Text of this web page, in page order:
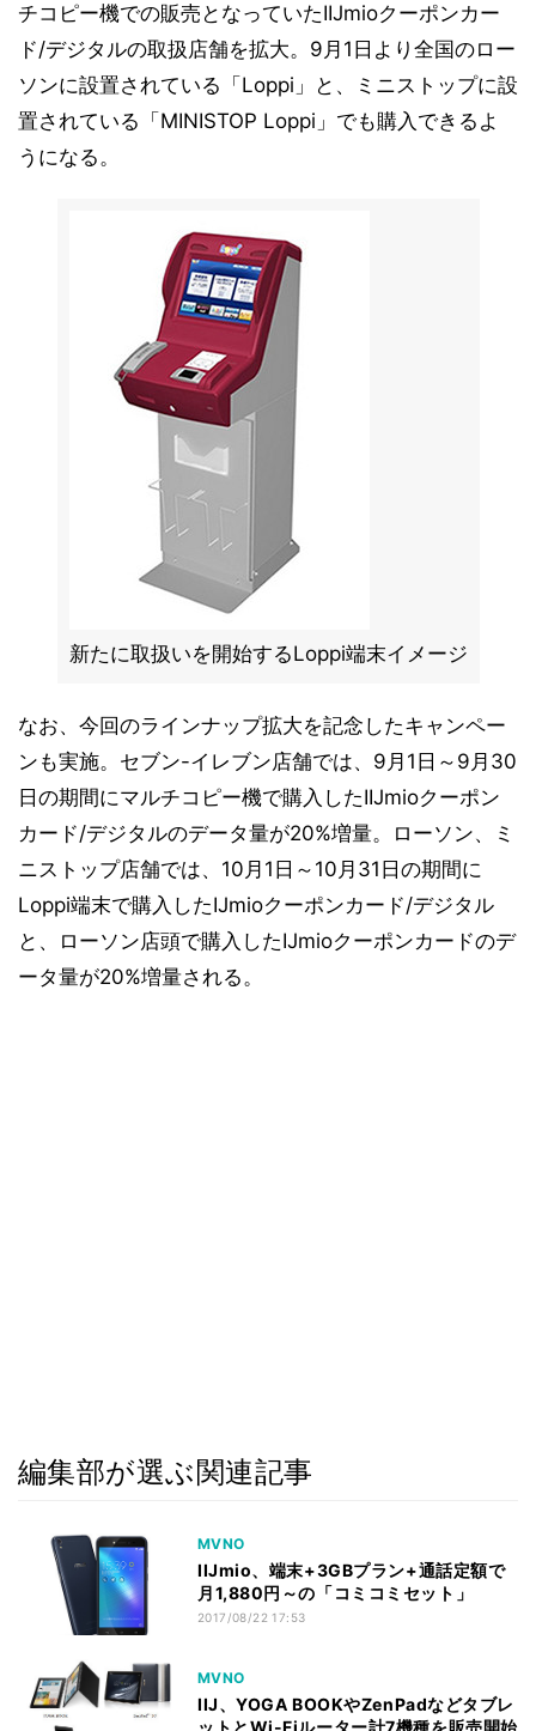
チコピー機での販売となっていたIIJmioクーポンカー
ド/デジタルの取扱店舗を拡大。9月1日より全国のロー
ソンに設置されている「Loppi」と、ミニストップに設
置されている「MINISTOP Loppi」でも購入できるよ
うになる。
新たに取扱いを開始するLoppi端末イメージ
なお、今回のラインナップ拡大を記念したキャンペー
ンも実施。セブン-イレブン店舗では、9月1日～9月30
日の期間にマルチコピー機で購入したIIJmioクーポン
カード/デジタルのデータ量が20%増量。ローソン、ミ
ニストップ店舗では、10月1日～10月31日の期間に
Loppi端末で購入したIJmioクーポンカード/デジタル
と、ローソン店頭で購入したIJmioクーポンカードのデ
ータ量が20%増量される。
編集部が選ぶ関連記事
MVNO
IIJmio、端末+3GBプラン+通話定額で
月1,880円～の「コミコミセット」
2017/08/22 17:53
MVNO
IIJ、YOGA BOOKやZenPadなどタブレ
ットとWi-Fiルーター計7機種を販売開始